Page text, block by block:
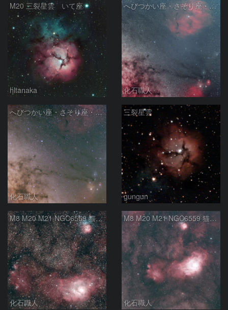
M20 三裂星雲 いて座
hltanaka
へびつかい座・さそり座・いて座と天の川
化石職人
へびつかい座・さそり座・いて座と天の川
化石職人
三裂星雲
gungun
M8 M20 M21 NGC6559 猫の手星雲 いて座
化石職人
M8 M20 M21 NGC6559 猫の手星雲 いて座
化石職人